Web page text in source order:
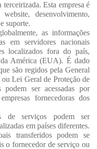
Esta empresa é
desenvolvimento,
suporte.
as informações
em servidores nacionais
localizados fora do país,
América (EUA). É dado
são regidos pela General
Lei Geral de Proteção de
ser acessadas por
fornecedoras dos
de serviços podem ser
em países diferentes.
transferidos podem se
o fornecedor de serviço ou